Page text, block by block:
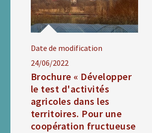
Date de modification
24/06/2022
Brochure « Développer
le test d'activités
agricoles dans les
territoires. Pour une
coopération fructueuse